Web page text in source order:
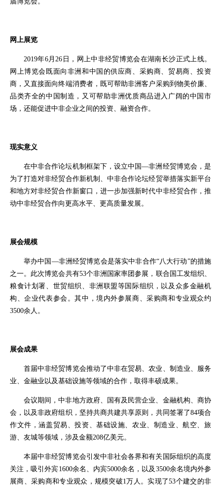
网上展览
2019年6月26日，网上中非经贸博览会在湖南长沙正式上线。
网上博览会既面向非洲和中国的供应商、采购商、贸易商、投资
商，又直接面向终端消费者，既可帮助非洲客户采购到物美价廉、
品类齐全的中国制造，又可帮助非洲优质商品进入广阔的中国市
场，还能促进中非企业之间的投资、融资合作。
现实意义
在中非合作论坛机制框架下，设立中国—非洲经贸博览会，是
为了打造对非经贸合作新机制、中非合作论坛经贸举措落实新平台
和地方对非经贸合作新窗口，进一步加强新时代中非经贸合作，推
动中非经贸合作向更高水平、更高质量发展。
展会规模
举办中国—非洲经贸博览会是落实中非合作“八大行动”的措施
之一。此次博览会共有53个非洲国家率团参展，联合国工发组织、
粮食计划署、 世贸组织
、非洲联盟等国际组织，以及众多金融机
构、企业代表参会。其中，境内外参展商、采购商和专业观众约
3500余人。
展会成果
首届中非经贸博览会推动了中非在贸易、农业、制造业、服务
业、金融业以及基础设施等领域的合作，取得丰硕成果。
会议期间，中非地方政府、国有及民营企业、金融机构、商协
会，以及非政府组织，坚持共商共建共享原则，共同签署了84项合
作文件，涵盖贸易、投资、基础设施、农业、制造业、航空、旅
游、友城等领域，涉及金额208亿美元。
本届中非经贸博览会引发中非社会各界和有关国际组织的高度
关注，吸引外宾1600余名、内宾5000余名，以及3500余名境内外参
展商、采购商和专业观众，规模突破1万人。实现了53个建交的非